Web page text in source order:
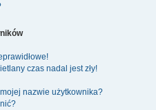
czas nadal jest zły!
nazwie użytkownika?